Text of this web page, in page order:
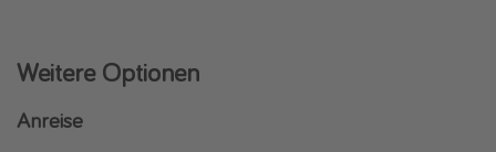
Weitere Optionen
Anreise